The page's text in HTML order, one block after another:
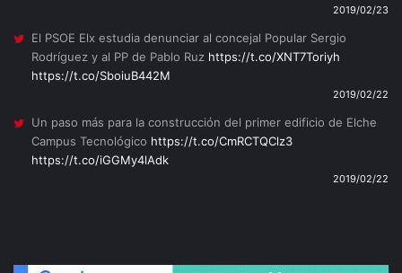
2019/02/23
El PSOE Elx estudia denunciar al concejal Popular Sergio
Rodríguez y al PP de Pablo Ruz https://t.co/XNT7Toriyh
https://t.co/SboiuB442M
2019/02/22
Un paso más para la construcción del primer edificio de Elche
Campus Tecnológico https://t.co/CmRCTQClz3
https://t.co/iGGMy4lAdk
2019/02/22